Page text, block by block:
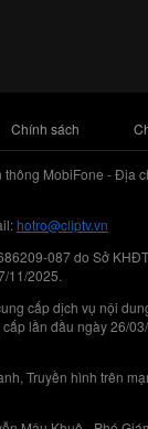
Chính sách
MobiFone - Địa
hotro@cliptv.vn
087 do Sở
11/2025.
cấp dịch vụ nội
lần đầu ngày 26/
Truyền hình trên